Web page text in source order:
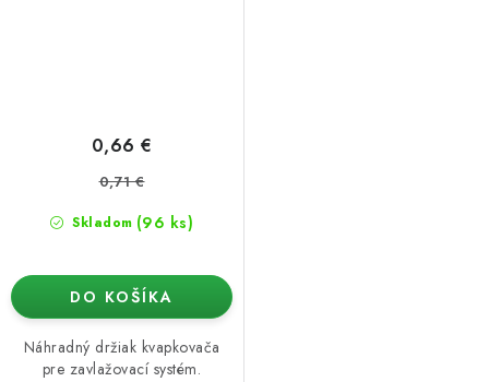
Skladom (96 ks)
0,66 €
0,71 €
DO KOŠÍKA
Náhradný držiak kvapkovača
pre zavlažovací systém.